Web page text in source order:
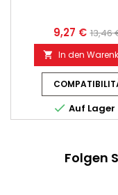
9,27 € 13,46
 In den
 Auf Lager
Folgen